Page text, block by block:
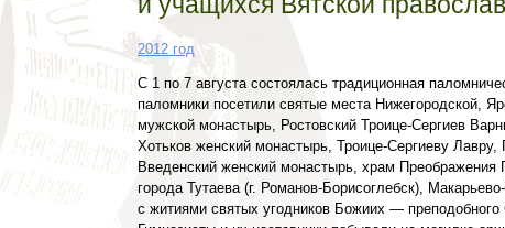
2012 год
С 1 по 7 августа состоялась традиционная
паломники посетили святые места Нижегородской,
мужской монастырь, Ростовский Троице-Сергиев
Хотьков женский монастырь, Троице-Сергиеву
Введенский женский монастырь, храм Преображения
города Тутаева (г. Романов-Борисоглебск),
с житиями святых угодников Божиих — преподобного